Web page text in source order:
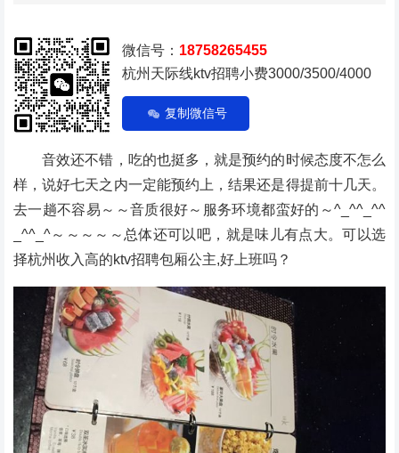
微信号： 18758265455
杭州天际线ktv招聘小费3000/3500/4000
复制微信号
音效还不错，吃的也挺多，就是预约的时候态度不怎么
样，说好七天之内一定能预约上，结果还是得提前十几天。
去一趟不容易～～音质很好～服务环境都蛮好的～^_^^_^^
_^^_^～～～～～总体还可以吧，就是味儿有点大。可以选
择杭州收入高的ktv招聘包厢公主,好上班吗？